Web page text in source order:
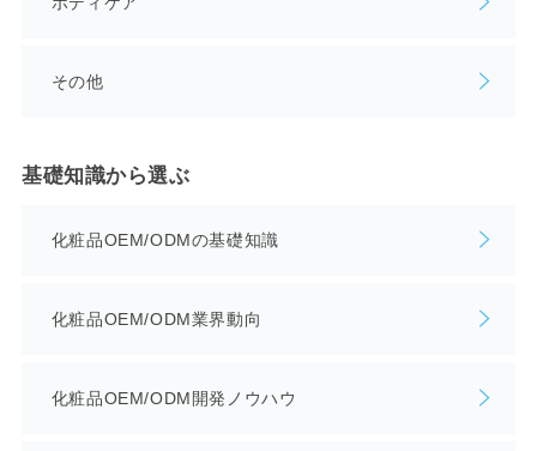
その他
基礎知識から選ぶ
化粧品OEM/ODMの基礎知識
化粧品OEM/ODM業界動向
化粧品OEM/ODM開発ノウハウ